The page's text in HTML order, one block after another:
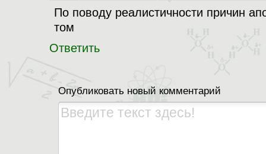
По поводу реалистичности причин
том
Ответить
Опубликовать новый комментарий